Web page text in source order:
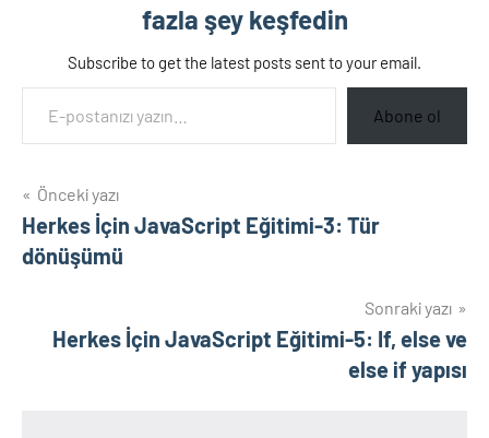
fazla şey keşfedin
Subscribe to get the latest posts sent to your email.
E-postanızı yazın…
Abone ol
Yazı
gezinmesi
Önceki yazı
Herkes İçin JavaScript Eğitimi-3: Tür
dönüşümü
Sonraki yazı
Herkes İçin JavaScript Eğitimi-5: If, else ve
else if yapısı